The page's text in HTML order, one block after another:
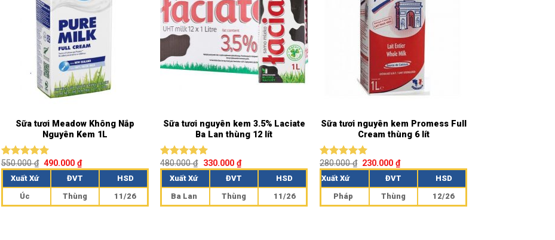
Sữa tươi Meadow Không Nắp
Nguyên Kem 1L
Được xếp
hạng5.00
5 sao
550.000₫ 490.000₫
Xuất Xứ ĐVT
HSD
Úc
Thùng 11/26
Sữa tươi nguyên kem 3.5% Laciate
Ba Lan thùng 12 lít
Được xếp
hạng5.00
5 sao
480.000₫ 330.000 ₫
Xuất Xứ ĐVT
HSD
Ba Lan
Thùng 11/26
Sữa tươi nguyên kem Promess Full
Cream thùng 6 lít
Được xếp
hạng5.00
5 sao
280.000₫ 230.000₫
Xuất Xứ ĐVT
HSD
Pháp
Thùng 12/26